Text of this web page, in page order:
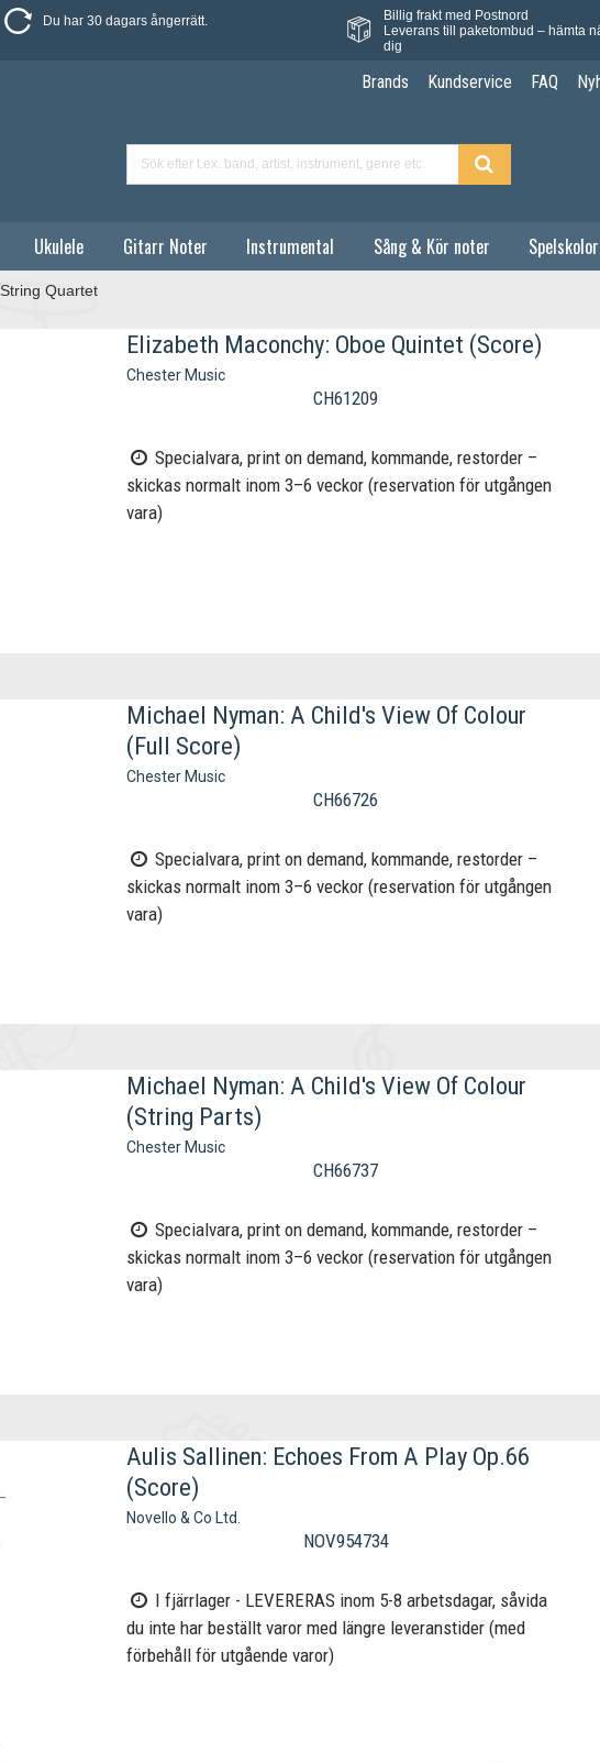
Du har 30 dagars ångerrätt.
Billig frakt med Postnord
Leverans till paketombud – hämta
dig
Brands Kundservice FAQ
Ukulele Gitarr Noter Instrumental Sång & Kör noter Spelskolor
String Quartet
Elizabeth Maconchy: Oboe Quintet (Score)
Chester Music
CH61209
Specialvara, print on demand, kommande, restorder –
skickas normalt inom 3–6 veckor (reservation för utgången
vara)
Michael Nyman: A Child's View Of Colour
(Full Score)
Chester Music
CH66726
Specialvara, print on demand, kommande, restorder –
skickas normalt inom 3–6 veckor (reservation för utgången
vara)
Michael Nyman: A Child's View Of Colour
(String Parts)
Chester Music
CH66737
Specialvara, print on demand, kommande, restorder –
skickas normalt inom 3–6 veckor (reservation för utgången
vara)
Aulis Sallinen: Echoes From A Play Op.66
(Score)
Novello & Co Ltd.
NOV954734
I fjärrlager - LEVERERAS inom 5-8 arbetsdagar, såvida
du inte har beställt varor med längre leveranstider (med
förbehåll för utgående varor)